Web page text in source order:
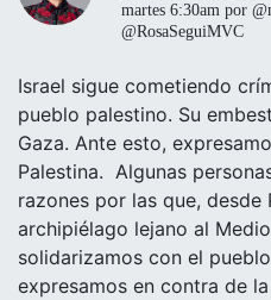
martes 6:30am por
@RosaSeguiMVC
Israel sigue cometiendo
pueblo palestino. Su
Gaza. Ante esto,
Palestina. Algunas
razones por las que, desde
archipiélago lejano al
solidarizamos con el
expresamos en contra de